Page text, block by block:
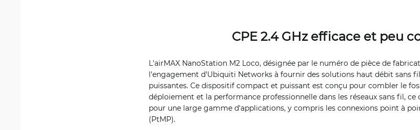
CPE 2.4 GHz efficace et peu
L'airMAX NanoStation M2 Loco, désignée par le numéro de pièce de
l'engagement d'Ubiquiti Networks à fournir des solutions haut débit sans
puissantes. Ce dispositif compact et puissant est conçu pour combler le
déploiement et la performance professionnelle dans les réseaux sans fil,
pour une large gamme d'applications, y compris les connexions point à
(PtMP).